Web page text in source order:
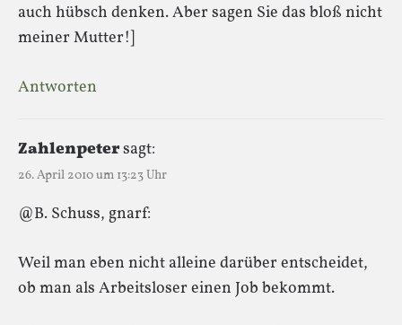
auch hübsch denken. Aber sagen Sie das bloß nicht
meiner Mutter!]
Antworten
Zahlenpetersagt:
26. April 2010 um 13:23 Uhr
@B. Schuss, gnarf:
Weil man eben nicht alleine darüber entscheidet,
ob man als Arbeitsloser einen Job bekommt.